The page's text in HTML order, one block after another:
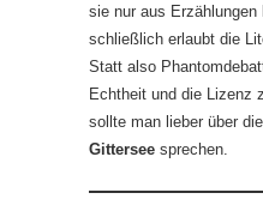
sie nur aus Erzählungen
schließlich erlaubt die
Statt also
Echtheit und die Lizenz
sollte man lieber über
Gittersee sprechen.